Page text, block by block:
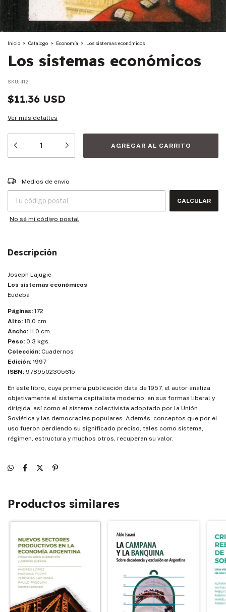
Inicio > Catalogo > Economía > Los sistemas económicos
Los sistemas económicos
SKU: 412
$11.36 USD
Ver más detalles
Entregas para el CP:
Medios de envío
CALCULAR
No sé mi código postal
Descripción
Joseph Lajugie
Los sistemas económicos
Eudeba
Páginas: 172
Alto: 18.0 cm.
Ancho: 11.0 cm.
Peso: 0.3 kgs.
Colección: Cuadernos
Edición: 1997
ISBN: 9789502305615
En este libro, cuya primera publicación data de 1957, el autor analiza
objetivamente el sistema capitalista moderno, en sus formas liberal y
dirigida, así como el sistema colectivista adoptado por la Unión
Soviética y las democracias populares. Además, conceptos que por el
uso fueron perdiendo su significado preciso, tales como sistema,
régimen, estructura y muchos otros, recuperan su valor.
Productos similares